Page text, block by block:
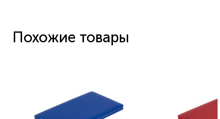
Похожие товары